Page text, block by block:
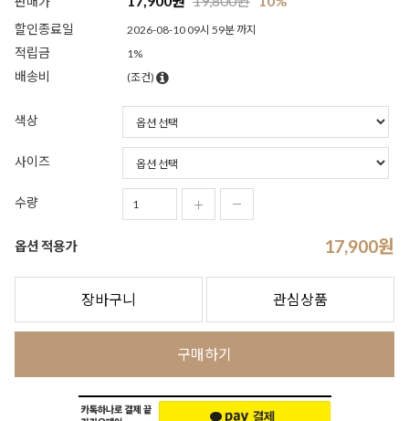
할인종료일 2026-08-10 09시 59분 까지
적립금 1%
배송비 (조건)
색상
사이즈
수량
옵션 적용가 17,900원
장바구니 관심상품
구매하기